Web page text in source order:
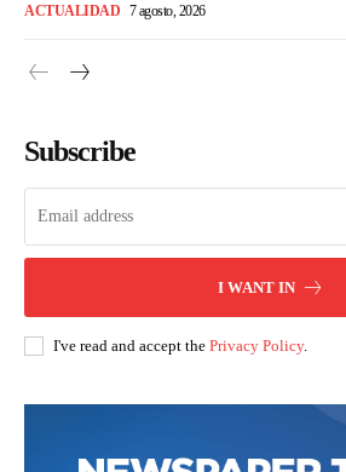
ACTUALIDAD 7 agosto, 2026
Subscribe
I WANT IN
I've read and accept the Privacy Policy.